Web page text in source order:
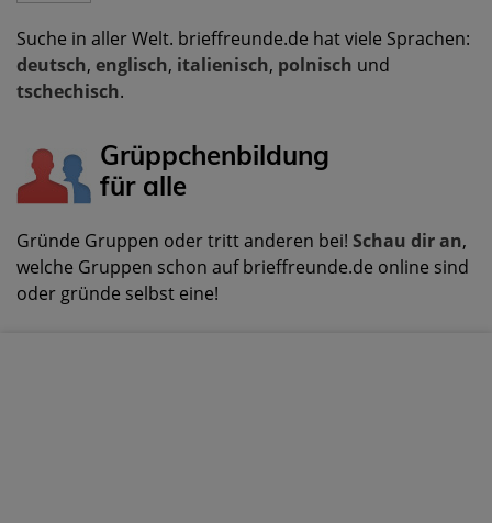
Suche in aller Welt. brieffreunde.de hat viele Sprachen:
deutsch, englisch, italienisch, polnisch und
tschechisch.
Grüppchenbildung
für alle
Gründe Gruppen oder tritt anderen bei! Schau dir an,
welche Gruppen schon auf brieffreunde.de online sind
oder gründe selbst eine!